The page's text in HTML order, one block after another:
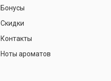
Бонусы
Скидки
Контакты
Ноты ароматов